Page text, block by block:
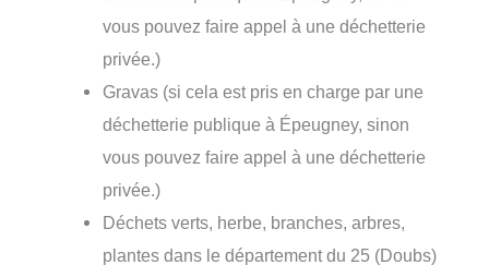
vous pouvez faire appel à une déchetterie
privée.)
Gravas (si cela est pris en charge par une
déchetterie publique à Épeugney, sinon
vous pouvez faire appel à une déchetterie
privée.)
Déchets verts, herbe, branches, arbres,
plantes dans le département du 25 (Doubs)